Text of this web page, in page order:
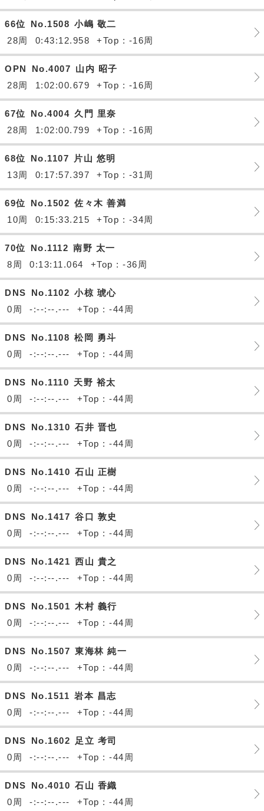
66位 No.1508 小嶋 敬二
28周
0:43:12.958 +Top : -16周
OPN No.4007 山内 昭子
28周
1:02:00.679 +Top : -16周
67位 No.4004 久門 里奈
28周
1:02:00.799 +Top : -16周
68位 No.1107
片山 悠明
13周
0:17:57.397 +Top : -31周
69位 No.1502 佐々木 善満
10周
0:15:33.215 +Top : -34周
70位 No.1112 南野 太一
8周
0:13:11.064 +Top : -36周
DNS No.1102 小椋 琥心
0周
-:--:--.--- +Top : -44周
DNS No.1108 松岡 勇斗
0周
-:--:--.--- +Top : -44周
DNS No.1110 天野 裕太
0周
-:--:--.--- +Top : -44周
DNS No.1310 石井 晋也
0周
-:--:--.--- +Top : -44周
DNS No.1410 石山 正樹
0周
-:--:--.--- +Top : -44周
DNS No.1417 谷口 敦史
0周
-:--:--.--- +Top : -44周
DNS No.1421 西山 貴之
0周
-:--:--.--- +Top : -44周
DNS No.1501 木村 義行
0周
-:--:--.--- +Top : -44周
DNS No.1507 東海林 純一
0周
-:--:--.--- +Top : -44周
DNS No.1511 岩本 昌志
0周
-:--:--.--- +Top : -44周
DNS No.1602
足立 考司
0周
-:--:--.--- +Top : -44周
DNS No.4010 石山 香織
0周
-:--:--.--- +Top : -44周